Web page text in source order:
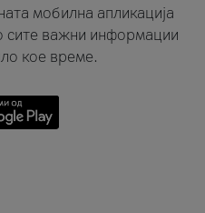
мобилна апликација
сите важни информации
кое време.